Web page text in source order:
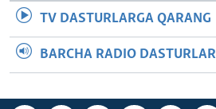
TV DASTURLARGA QARANG
BARCHA RADIO DASTURLAR